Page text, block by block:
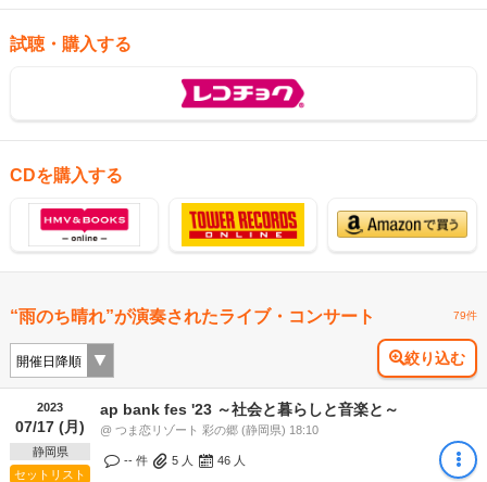
試聴・購入する
CDを購入する
“雨のち晴れ”が演奏されたライブ・コンサート 79件
絞り込む
2023
07/17 (月)
静岡県
セットリスト
ap bank fes '23 ～社会と暮らしと音楽と～
@ つま恋リゾート 彩の郷 (静岡県) 18:10
-- 件 5 人 46 人